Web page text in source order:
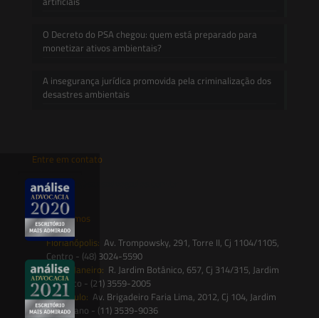
O Decreto do PSA chegou: quem está preparado para
monetizar ativos ambientais?
A insegurança jurídica promovida pela criminalização dos
desastres ambientais
Entre em contato
contato@saesadvogados.com.br
Onde estamos
Florianópolis: Av. Trompowsky, 291, Torre II, Cj 1104/1105,
Centro - (48) 3024-5590
Rio de Janeiro: R. Jardim Botânico, 657, Cj 314/315, Jardim
Botânico - (21) 3559-2005
São Paulo: Av. Brigadeiro Faria Lima, 2012, Cj 104, Jardim
Paulistano - (11) 3539-9036